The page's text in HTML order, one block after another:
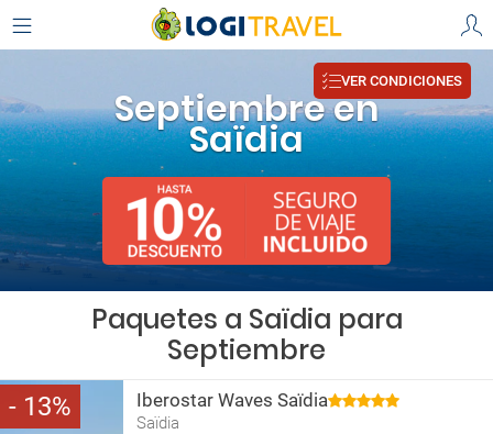
Septiembre en
Saïdia
VER CONDICIONES
Paquetes a Saïdia para
Septiembre
13 Iberostar Waves Saïdia
Saïdia